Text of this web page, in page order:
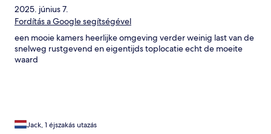
2025. június 7.
Fordítás a Google segítségével
een mooie kamers heerlijke omgeving verder weinig last van de
snelweg rustgevend en eigentijds toplocatie echt de moeite
waard
Jack, 1 éjszakás utazás